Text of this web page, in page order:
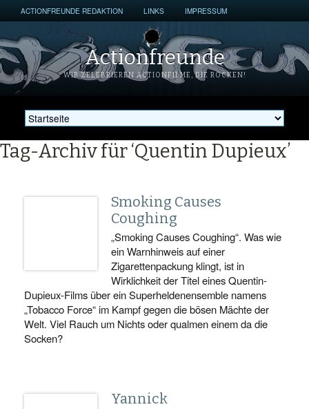
ACTIONFREUNDE REDAKTION LINKS IMPRESSUM
Actionfreunde
WIR ZELEBRIEREN ACTIONFILME, DIE ROCKEN!
Tag-Archiv für ‘Quentin Dupieux’
Smoking Causes
Coughing
„Smoking Causes Coughing“. Was wie
ein Warnhinweis auf einer
Zigarettenpackung klingt, ist in
Wirklichkeit der Titel eines Quentin-
Dupieux-Films über ein Superheldenensemble namens
„Tobacco Force“ im Kampf gegen die bösen Mächte der
Welt. Viel Rauch um Nichts oder qualmen einem da die
Socken?
Yannick